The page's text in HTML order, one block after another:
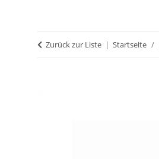
Zurück zur Liste Startseite